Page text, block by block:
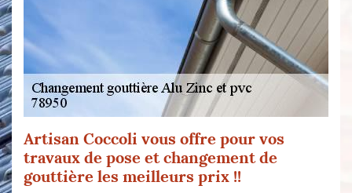
Artisan Coccoli vous offre pour vos
travaux de pose et changement de
gouttière les meilleurs prix !!